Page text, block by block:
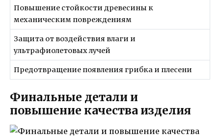
Повышение стойкости древесины к
механическим повреждениям
Защита от воздействия влаги и
ультрафиолетовых лучей
Предотвращение появления грибка и плесени
Финальные детали и
повышение качества изделия